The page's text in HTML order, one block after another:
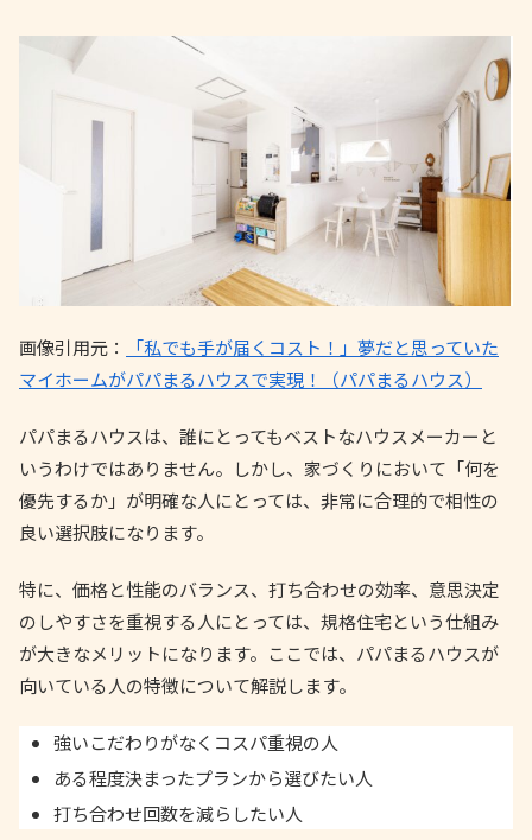
画像引用元：
「私でも手が届くコスト！」夢だと思っていた
マイホームがパパまるハウスで実現！（パパまるハウス）
パパまるハウスは、誰にとってもベストなハウスメーカーと
いうわけではありません。しかし、家づくりにおいて「何を
優先するか」が明確な人にとっては、非常に合理的で相性の
良い選択肢になります。
特に、価格と性能のバランス、打ち合わせの効率、意思決定
のしやすさを重視する人にとっては、規格住宅という仕組み
が大きなメリットになります。ここでは、パパまるハウスが
向いている人の特徴について解説します。
強いこだわりがなくコスパ重視の人
ある程度決まったプランから選びたい人
打ち合わせ回数を減らしたい人